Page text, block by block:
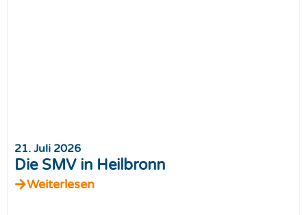
21. Juli 2026
Die SMV in Heilbronn
Weiterlesen